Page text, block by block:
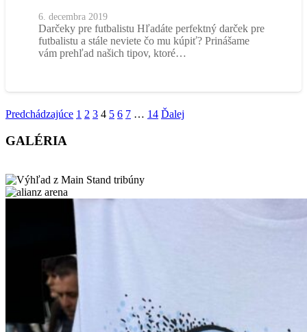
6. decembra 2019
Darčeky pre futbalistu Hľadáte perfektný darček pre
futbalistu a stále neviete čo mu kúpiť? Prinášame
vám prehľad našich tipov, ktoré…
Predchádzajúce 1 2 3 4 5 6 7 … 14 Ďalej
GALÉRIA